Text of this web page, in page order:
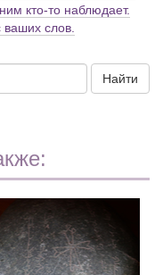
кто-то наблюдает.
слов.
Найти